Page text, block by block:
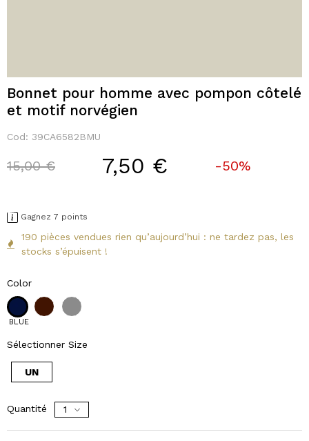
Bonnet pour homme avec pompon côtelé
et motif norvégien
Cod: 39CA6582BMU
Price reduced from
15,00 €to 7,50 € -50%
Gagnez 7 points
190 pièces vendues rien qu’aujourd’hui : ne tardez pas, les
stocks s’épuisent !
Color
BLUE
Sélectionner Size
UN
Quantité